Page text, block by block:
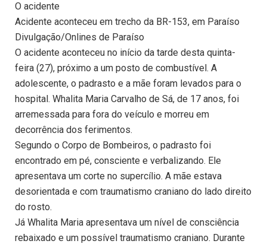
O acidente
Acidente aconteceu em trecho da BR-153, em Paraíso
Divulgação/Onlines de Paraíso
O acidente aconteceu no início da tarde desta quinta-
feira (27), próximo a um posto de combustível. A
adolescente, o padrasto e a mãe foram levados para o
hospital. Whalita Maria Carvalho de Sá, de 17 anos, foi
arremessada para fora do veículo e morreu em
decorrência dos ferimentos.
Segundo o Corpo de Bombeiros, o padrasto foi
encontrado em pé, consciente e verbalizando. Ele
apresentava um corte no supercílio. A mãe estava
desorientada e com traumatismo craniano do lado direito
do rosto.
Já Whalita Maria apresentava um nível de consciência
rebaixado e um possível traumatismo craniano. Durante